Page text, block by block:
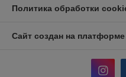
Политика обработки
Сайт создан на